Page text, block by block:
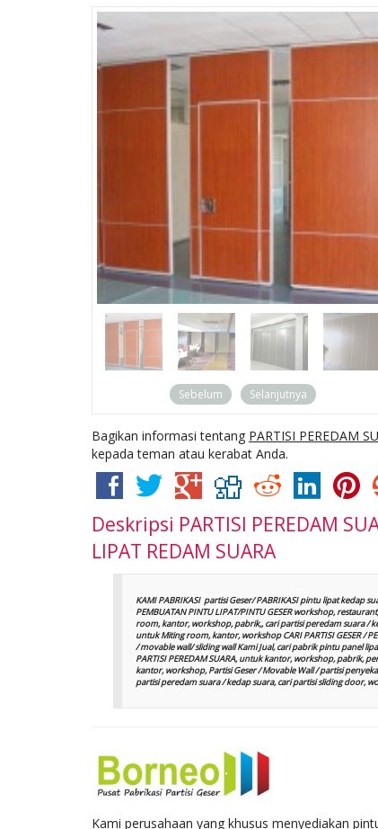
Sebelum Selanjutnya
Bagikan informasi tentang PARTISI PEREDAM
kepada teman atau kerabat Anda.
Deskripsi PARTISI PEREDAM
LIPAT REDAM SUARA
KAMI PABRIKASI partisi Geser/ PABRIKASI pintu lipat kedap
PEMBUATAN PINTU LIPAT/PINTU GESER workshop,
room, kantor, workshop, pabrik,, cari partisi peredam suara /
untuk Miting room, kantor, workshop CARI PARTISI GESER /
/ movable wall/ sliding wall Kami Jual, cari pabrik pintu panel
PARTISI PEREDAM SUARA, untuk kantor, workshop, pabrik,
kantor, workshop, Partisi Geser / Movable Wall / partisi
partisi peredam suara / kedap suara, cari partisi sliding door,
Kami perusahaan yang khusus menyediakan
Ready Stock